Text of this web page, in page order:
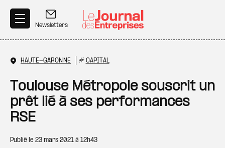
Newsletters
HAUTE-GARONNE # CAPITAL
Toulouse Métropole souscrit un
prêt lié à ses performances
RSE
Publié le 23 mars 2021 à 12h43